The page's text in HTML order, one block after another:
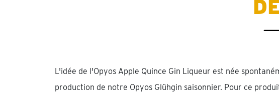
L'idée de l'Opyos Apple Quince Gin Liqueur est née
production de notre Opyos Glühgin saisonnier. Pour ce